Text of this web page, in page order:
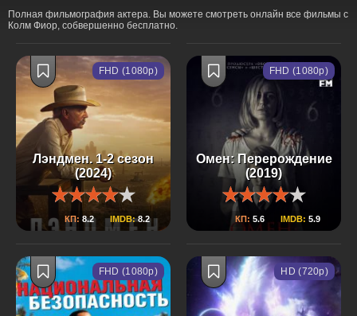
Полная фильмография актера. Вы можете смотреть онлайн все фильмы с
Колм Фиор, собвершенно бесплатно.
Лэндмен. 1-2 сезон
(2024)
КП: 8.2 IMDB:8.2
FHD (1080p)
Омен: Перерождение
(2019)
КП: 5.6 IMDB: 5.9
FHD (1080p)
FHD (1080p) HD (720p)